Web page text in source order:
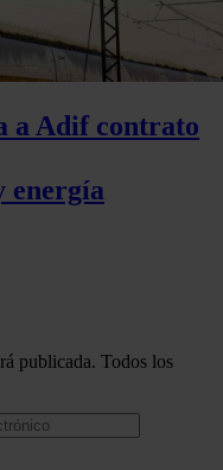
a Adif contrato
energía
publicada. Todos los